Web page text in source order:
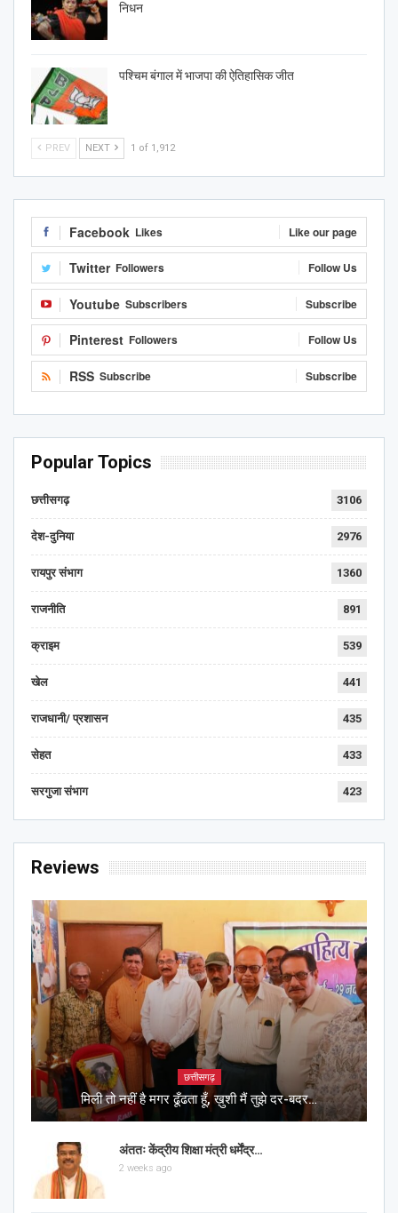
निधन
पश्चिम बंगाल में भाजपा की ऐतिहासिक जीत
PREV NEXT 1 of 1,912
Facebook Likes Like our page
Twitter Followers Follow Us
Youtube Subscribers Subscribe
Pinterest Followers Follow Us
RSS Subscribe Subscribe
Popular Topics
छत्तीसगढ़ 3106
देश-दुनिया 2976
रायपुर संभाग 1360
राजनीति 891
क्राइम 539
खेल 441
राजधानी/ प्रशासन 435
सेहत 433
सरगुजा संभाग 423
Reviews
छत्तीसगढ़
मिली तो नहीं है मगर ढूँढता हूँ, ख़ुशी मैं तुझे दर-बदर…
अंततः केंद्रीय शिक्षा मंत्री धर्मेंद्र…
2 weeks ago